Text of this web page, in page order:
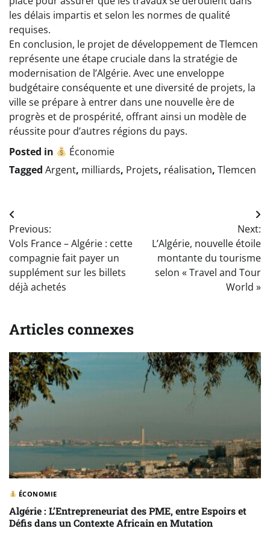
les délais impartis et selon les normes de qualité
requises.
En conclusion, le projet de développement de Tlemcen
représente une étape cruciale dans la stratégie de
modernisation de l’Algérie. Avec une enveloppe
budgétaire conséquente et une diversité de projets, la
ville se prépare à entrer dans une nouvelle ère de
progrès et de prospérité, offrant ainsi un modèle de
réussite pour d’autres régions du pays.
Posted in
Économie
Tagged Argent, milliards, Projets, réalisation, Tlemcen
Navigation
de
l’article
Previous:
Vols France – Algérie : cette
compagnie fait payer un
supplément sur les billets
déjà achetés
Next:
L’Algérie, nouvelle étoile
montante du tourisme
selon « Travel and Tour
World »
Articles connexes
ÉCONOMIE
Algérie : L’Entrepreneuriat des PME, entre Espoirs et
Défis dans un Contexte Africain en Mutation